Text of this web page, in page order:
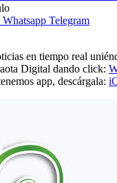
Whatsapp Telegram
en tiempo real
Digital dando click:
app, descárgala: